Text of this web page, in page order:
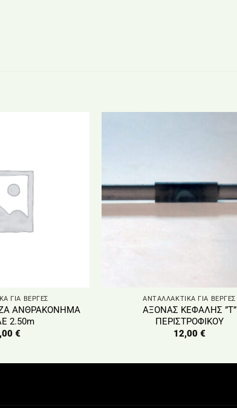
ΓΙΑ ΒΕΡΓΕΣ
ΑΝΘΡΑΚΟΝΗΜΑ
2.50m
€
ΑΝΤΑΛΛΑΚΤΙΚΑ ΓΙΑ ΒΕΡΓΕΣ
ΑΞΟΝΑΣ ΚΕΦΑΛΗΣ ”Τ”
ΠΕΡΙΣΤΡΟΦΙΚΟΥ
12,00 €